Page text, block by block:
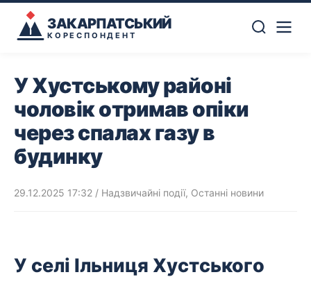
ЗАКАРПАТСЬКИЙ
КОРЕСПОНДЕНТ
У Хустському районі
чоловік отримав опіки
через спалах газу в
будинку
29.12.2025 17:32 / Надзвичайні події, Останні новини
У селі Ільниця Хустського